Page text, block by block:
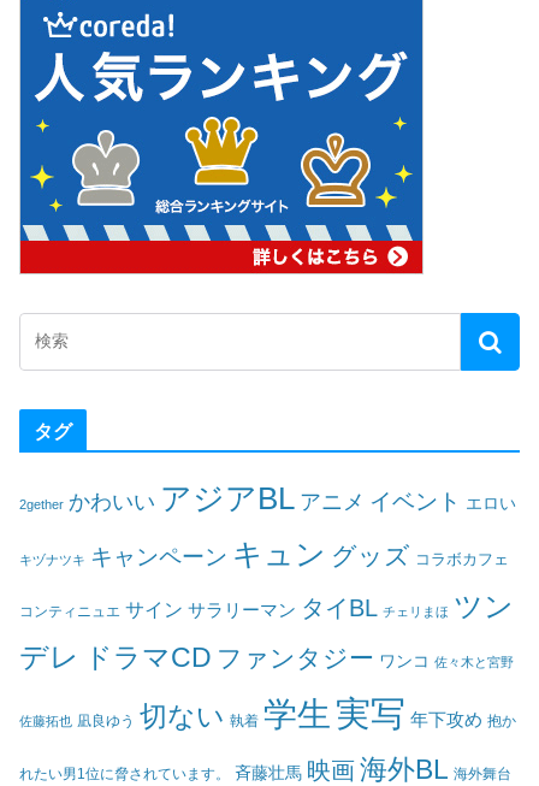
タグ
2gether かわいい アジアBL アニメ イベント エロい
キヅナツキ キャンペーン キュン グッズ コラボカフェ
コンティニュエ サイン サラリーマン タイBL チェリまほ ツン
デレ ドラマCD ファンタジー ワンコ 佐々木と宮野
佐藤拓也 凪良ゆう 切ない 執着 学生 実写 年下攻め 抱か
れたい男1位に脅されています。 斉藤壮馬 映画海外BL 海外舞台